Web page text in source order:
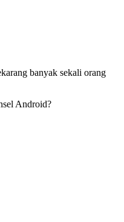
banyak sekali orang
Android?